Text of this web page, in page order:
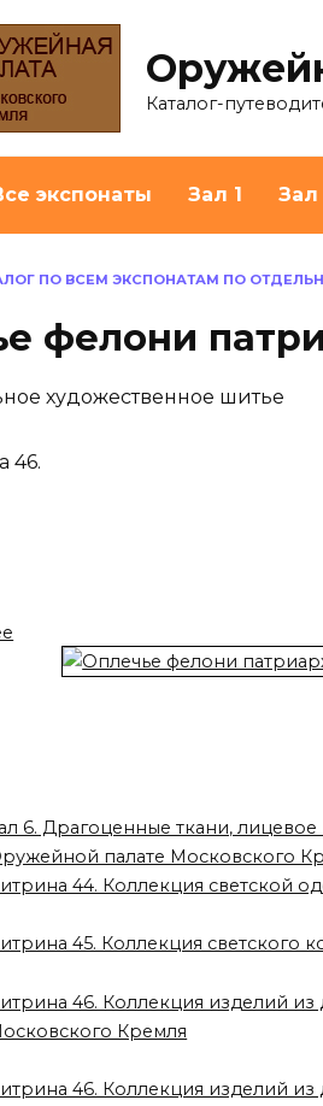
Каталог-
экспонаты Зал 1 Зал
ПО ВСЕМ ЭКСПОНАТАМ ПО
фелони
художественное шитье
46.
6. Драгоценные ткани,
палате Московского
44. Коллекция светской
45. Коллекция светского
46. Коллекция изделий
Кремля
46. Коллекция изделий